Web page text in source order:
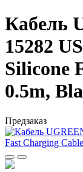
Кабель
15282
Silicone
0.5m,
Предзаказ